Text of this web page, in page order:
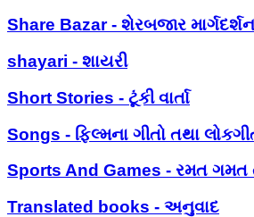
Share Bazar - શેરબજાર માર્ગદર્શન
shayari - શાયરી
Short Stories - ટૂંકી વાર્તા
Songs - ફિલ્મના ગીતો તથા
Sports And Games - રમત
Translated books - અનુવાદ